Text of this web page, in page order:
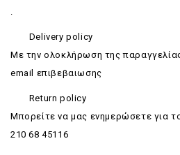
.
Delivery policy
Με την ολοκλήρωση της
email επιβεβαιωσης
Return policy
Mπορείτε να μας ενημερώσετε για
210 68 45116